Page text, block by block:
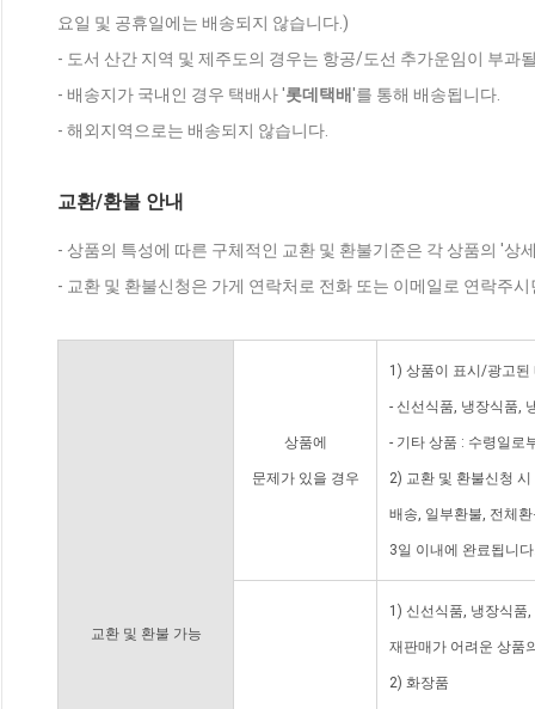
요일 및 공휴일에는 배송되지 않습니다.)
- 도서 산간 지역 및 제주도의 경우는 항공/도선 추가운임이 부과
- 배송지가 국내인 경우 택배사 '롯데택배'를 통해 배송됩니다.
- 해외지역으로는 배송되지 않습니다.
교환/환불 안내
- 상품의 특성에 따른 구체적인 교환 및 환불기준은 각 상품의 '상
- 교환 및 환불신청은 가게 연락처로 전화 또는 이메일로 연락주
교환 및 환불 가능
상품에
문제가 있을 경우
1) 상품이 표시/광고된
- 신선식품, 냉장식품,
- 기타 상품 : 수령일로
2) 교환 및 환불신청
배송, 일부환불, 전체
3일 이내에 완료됩니
1) 신선식품, 냉장식품
재판매가 어려운 상품
2) 화장품